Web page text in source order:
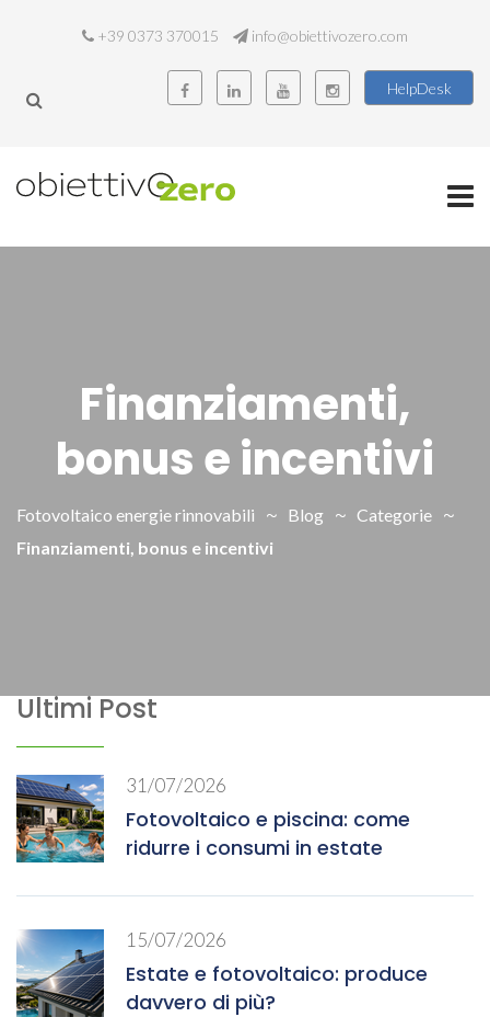
+39 0373 370015 info@obiettivozero.com
HelpDesk
Finanziamenti,
bonus e incentivi
Fotovoltaico energie rinnovabili Blog
Categorie
Finanziamenti, bonus e incentivi
Ultimi Post
31/07/2026
Fotovoltaico e piscina: come
ridurre i consumi in estate
15/07/2026
Estate e fotovoltaico: produce
davvero di più?